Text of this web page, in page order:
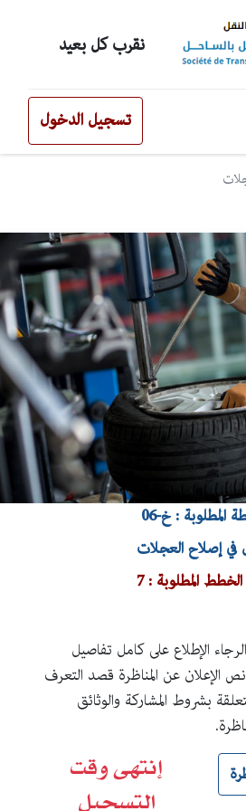
نقر​ب كل بعيد
تسجيل الدخول
المطلوبة : خ-06
في إصلاح العجلات
المطلوبة : 7
الإطلاع على كامل تفاصيل
الإعلان عن المناظرة قصد التعرف
بشروط المشاركة والوثائق
إنتهى وقت
التسجيل